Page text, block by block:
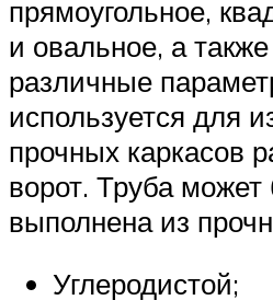
прямоугольное,
и овальное, а
различные
используется для
прочных каркасов
ворот. Труба может
выполнена из
Углеродистой;